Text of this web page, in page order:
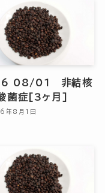
08/01 非結核
菌症[3ヶ月]
年8月1日